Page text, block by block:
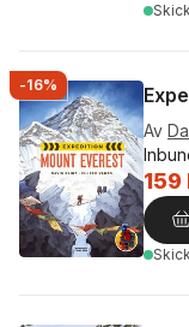
-16%
Av
159